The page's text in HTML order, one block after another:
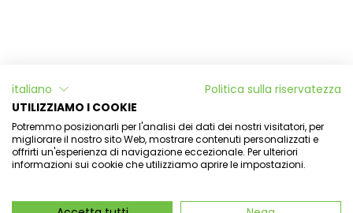
L'Officina di Aulina
Il mio account
Newsletter
italiano
Politica sulla riservatezza
UTILIZZIAMO I COOKIE
Potremmo posizionarli per l'analisi dei dati dei nostri visitatori, per
migliorare il nostro sito Web, mostrare contenuti personalizzati e
offrirti un'esperienza di navigazione eccezionale. Per ulteriori
informazioni sui cookie che utilizziamo aprire le impostazioni.